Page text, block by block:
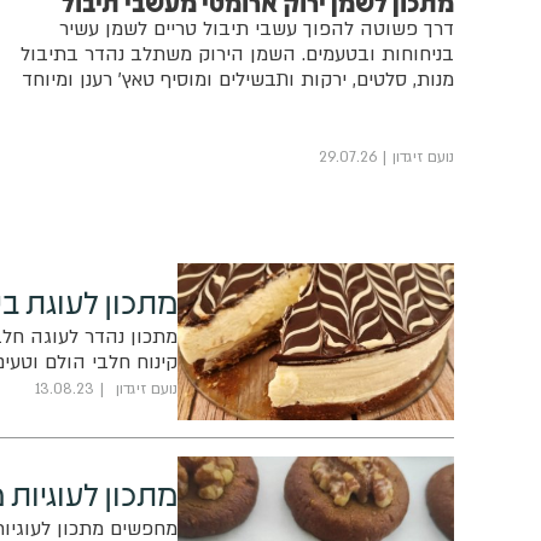
דרך פשוטה להפוך עשבי תיבול טריים לשמן עשיר
בניחוחות ובטעמים. השמן הירוק משתלב נהדר בתיבול
מנות, סלטים, ירקות ותבשילים ומוסיף טאץ' רענן ומיוחד
נועם זיגדון 29.07.26
מתכון לעוגת
מתכון נהדר לעוגה
קינוח חלבי הולם
נועם זיגדון 13.08.23
מתכון
מחפשים מתכון